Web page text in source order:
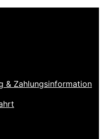
& Zahlungsinformation